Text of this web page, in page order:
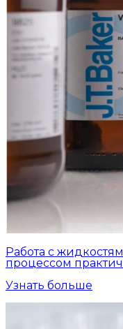
Работа с
процессом
Узнать больше